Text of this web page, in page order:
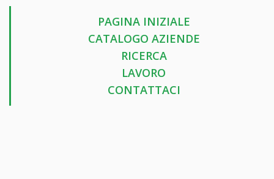
PAGINA INIZIALE
CATALOGO AZIENDE
RICERCA
LAVORO
CONTATTACI